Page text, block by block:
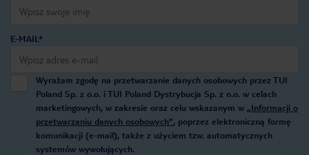
E-MAIL*
Wyrażam zgodę na przetwarzanie danych osobowych przez TUI
Poland Sp. z o.o. i TUI Poland Dystrybucja Sp. z o.o. w celach
marketingowych, w zakresie oraz celu wskazanym w „Informacji o
przetwarzaniu danych osobowych”, poprzez elektroniczną formę
komunikacji (e-mail), także z użyciem tzw. automatycznych
systemów wywołujących.